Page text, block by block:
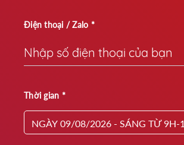
Điện thoại / Zalo *
Thời gian *
NGÀY 09/08/2026 - SÁNG TỪ 9H-